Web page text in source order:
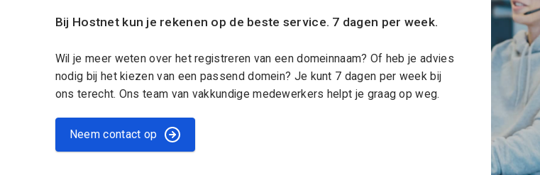
Bij Hostnet kun je rekenen op de beste service. 7 dagen per week.
Wil je meer weten over het registreren van een domeinnaam? Of heb je advies
nodig bij het kiezen van een passend domein? Je kunt 7 dagen per week bij
ons terecht. Ons team van vakkundige medewerkers helpt je graag op weg.
Neem contact op